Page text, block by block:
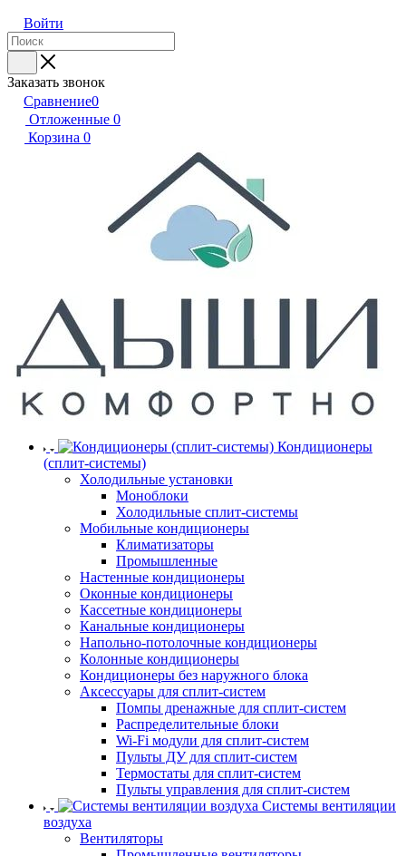
Войти
Заказать звонок
Сравнение0
Отложенные 0
Корзина 0
Кондиционеры
(сплит-системы)
Холодильные установки
Моноблоки
Холодильные сплит-системы
Мобильные кондиционеры
Климатизаторы
Промышленные
Настенные кондиционеры
Оконные кондиционеры
Кассетные кондиционеры
Канальные кондиционеры
Напольно-потолочные кондиционеры
Колонные кондиционеры
Кондиционеры без наружного блока
Аксессуары для сплит-систем
Помпы дренажные для сплит-систем
Распределительные блоки
Wi-Fi модули для сплит-систем
Пульты ДУ для сплит-систем
Термостаты для сплит-систем
Пульты управления для сплит-систем
Системы вентиляции
воздуха
Вентиляторы